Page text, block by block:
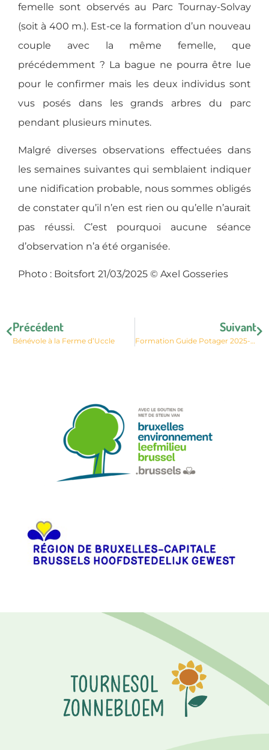
femelle sont observés au Parc Tournay-Solvay
(soit à 400 m.). Est-ce la formation d’un nouveau
couple avec la même femelle, que
précédemment ? La bague ne pourra être lue
pour le confirmer mais les deux individus sont
vus posés dans les grands arbres du parc
pendant plusieurs minutes.
Malgré diverses observations effectuées dans
les semaines suivantes qui semblaient indiquer
une nidification probable, nous sommes obligés
de constater qu’il n’en est rien ou qu’elle n’aurait
pas réussi. C’est pourquoi aucune séance
d’observation n’a été organisée.
Photo : Boitsfort 21/03/2025 © Axel Gosseries
Précédent
Bénévole à la Ferme d’Uccle
Suivant
Formation Guide Potager 2025-2026